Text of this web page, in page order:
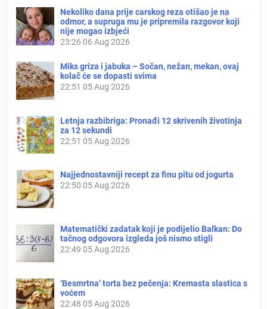
Nekoliko dana prije carskog reza otišao je na
odmor, a supruga mu je pripremila razgovor koji
nije mogao izbjeći
23:26 06 Aug 2026
Miks griza i jabuka – Sočan, nežan, mekan, ovaj
kolač će se dopasti svima
22:51 05 Aug 2026
Letnja razbibriga: Pronađi 12 skrivenih životinja
za 12 sekundi
22:51 05 Aug 2026
Najjednostavniji recept za finu pitu od jogurta
22:50 05 Aug 2026
Matematički zadatak koji je podijelio Balkan: Do
tačnog odgovora izgleda još nismo stigli
22:49 05 Aug 2026
‘Besmrtna’ torta bez pečenja: Kremasta slastica s
voćem
22:48 05 Aug 2026